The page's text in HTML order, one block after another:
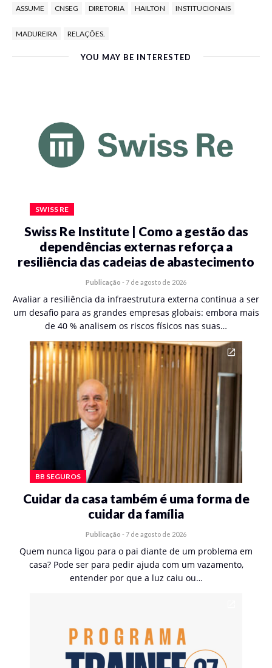
ASSUME CNSEG DIRETORIA HAILTON INSTITUCIONAIS
MADUREIRA RELAÇÕES.
YOU MAY BE INTERESTED
SWISS RE
Swiss Re Institute | Como a gestão das
dependências externas reforça a
resiliência das cadeias de abastecimento
Publicação - 7 de agosto de 2026
Avaliar a resiliência da infraestrutura externa continua a ser
um desafio para as grandes empresas globais: embora mais
de 40 % analisem os riscos físicos nas suas…
BB SEGUROS
Cuidar da casa também é uma forma de
cuidar da família
Publicação - 7 de agosto de 2026
Quem nunca ligou para o pai diante de um problema em
casa? Pode ser para pedir ajuda com um vazamento,
entender por que a luz caiu ou…